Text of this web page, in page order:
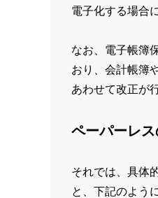
電子化する場合
なお、電子帳簿
おり、会計帳簿
あわせて改正が
ペーパーレ
それでは、具体
と、下記のよう